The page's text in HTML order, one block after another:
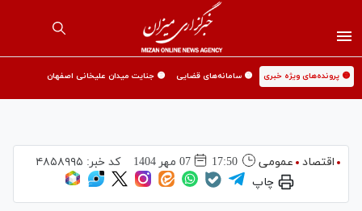
🟡 پرونده‌های ویژه خبری 🟡 سامانه‌های قضایی 🟡 جنایت میدان علیخانی اصفهان
اقتصاد عمومی 17:50 07 مهر 1404 کد خبر: ۴۸۵۸۹۹۵
چاپ